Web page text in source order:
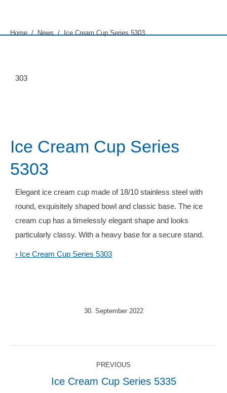
You are here:
Home News Ice Cream Cup Series 5303
303
Ice Cream Cup Series
5303
Elegant ice cream cup made of 18/10 stainless steel with
round, exquisitely shaped bowl and classic base. The ice
cream cup has a timelessly elegant shape and looks
particularly classy. With a heavy base for a secure stand.
› Ice Cream Cup Series 5303
30. September 2022
navigation
PREVIOUS
Previous
Ice Cream Cup Series 5335